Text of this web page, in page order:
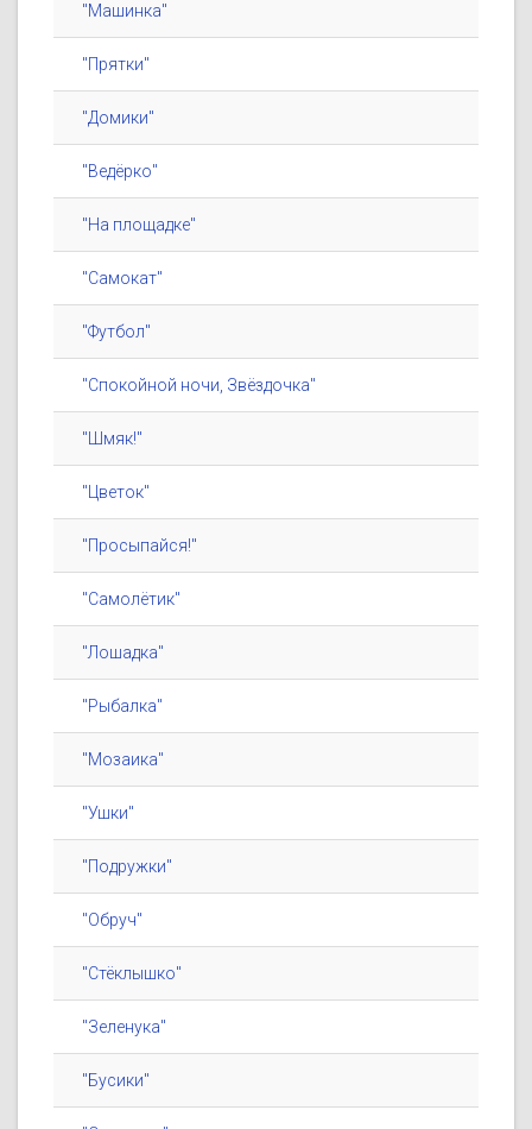
"Машинка"
"Прятки"
"Домики"
"Ведёрко"
"На площадке"
"Самокат"
"Футбол"
"Спокойной ночи, Звёздочка"
"Шмяк!"
"Цветок"
"Просыпайся!"
"Самолётик"
"Лошадка"
"Рыбалка"
"Мозаика"
"Ушки"
"Подружки"
"Обруч"
"Стёклышко"
"Зеленука"
"Бусики"